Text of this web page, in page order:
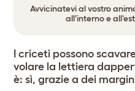
Avvicinatevi al vostro
all'interno e
I criceti possono
volare la lettiera
è: sì, grazie a dei